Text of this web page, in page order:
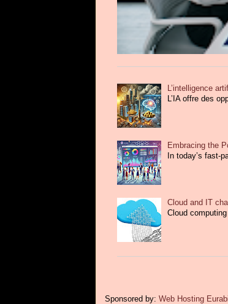
L’intelligence
L’IA offre des
Embracing the
In today’s fast-
Cloud and IT
Cloud
Sponsored by: Web Hosting